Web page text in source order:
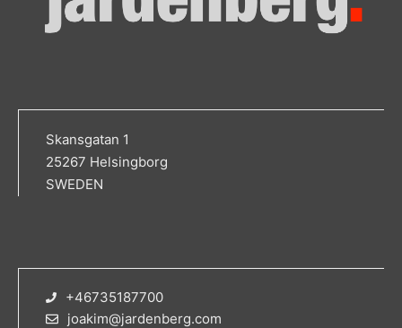
Skansgatan 1
25267 Helsingborg
SWEDEN
+46735187700
joakim@jardenberg.com